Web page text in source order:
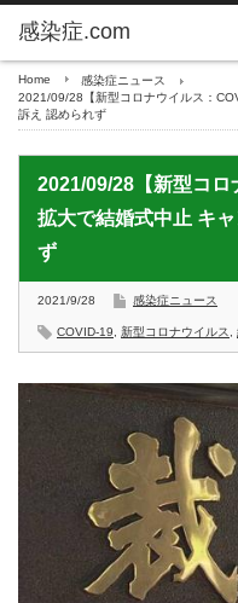
Home
感染症ニュース
2021/09/28【新型コロナウイルス：
訴え 認められず
2021/09/28【新型コ
拡大で結婚式中止 キ
ず
2021/9/28 感染症ニュース
COVID-19 新型コロナウイルス